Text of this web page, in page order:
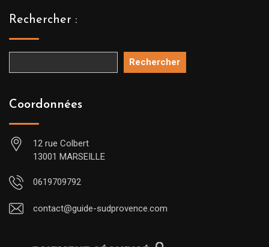
Rechercher :
Rechercher
Coordonnées
12 rue Colbert
13001 MARSEILLE
0619709792
contact@guide-sudprovence.com